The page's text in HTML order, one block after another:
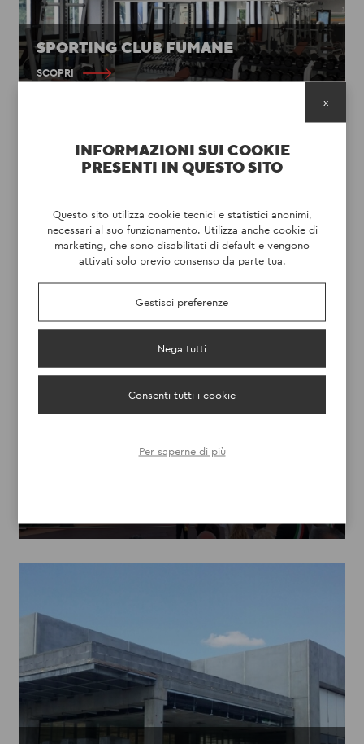
SPORTING CLUB FUMANE
SCOPRI
TERME DI GIUNONE
INFORMAZIONI SUI COOKIE
PRESENTI IN QUESTO SITO
Questo sito utilizza cookie tecnici e statistici anonimi,
necessari al suo funzionamento. Utilizza anche cookie di
marketing, che sono disabilitati di default e vengono
attivati solo previo consenso da parte tua.
Gestisci preferenze
Nega tutti
Consenti tutti i cookie
Per saperne di più
x